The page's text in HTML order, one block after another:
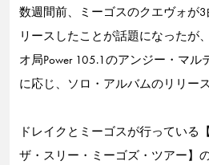
数週間前、ミーゴスのクエヴォが
リースしたことが話題になったが
オ局Power 105.1のアンジー・マ
に応じ、ソロ・アルバムのリリー
ドレイクとミーゴスが行っている
ザ・スリー・ミーゴズ・ツアー】